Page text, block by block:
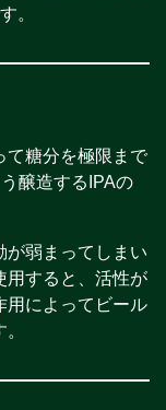
。
て糖分を極限まで
醸造するIPAの
が弱まってしまい
用すると、活性が
用によってビール